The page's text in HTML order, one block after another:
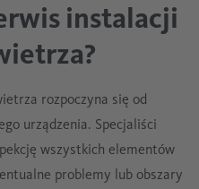
instalacji
rozpoczyna się od
urządzenia. Specjaliści
wszystkich elementów
problemy lub obszary